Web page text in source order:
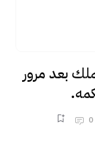
بعد مرور
0